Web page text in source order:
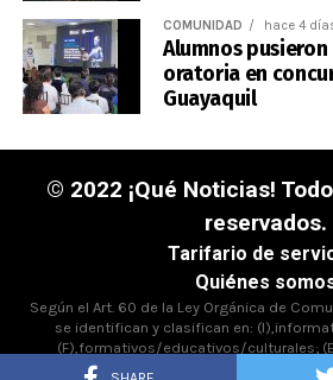
COMUNIDAD hace 4
Alumnos pusieron
oratoria en
Guayaquil
© 2022 ¡Qué Noticias!
reservados.
Tarifario de
Quiénes
Según el Art. 60 de la Ley Orgánica de
se identifican y clasifican en:
(F),formativos/educativos/culturales;
(D),deportivos.